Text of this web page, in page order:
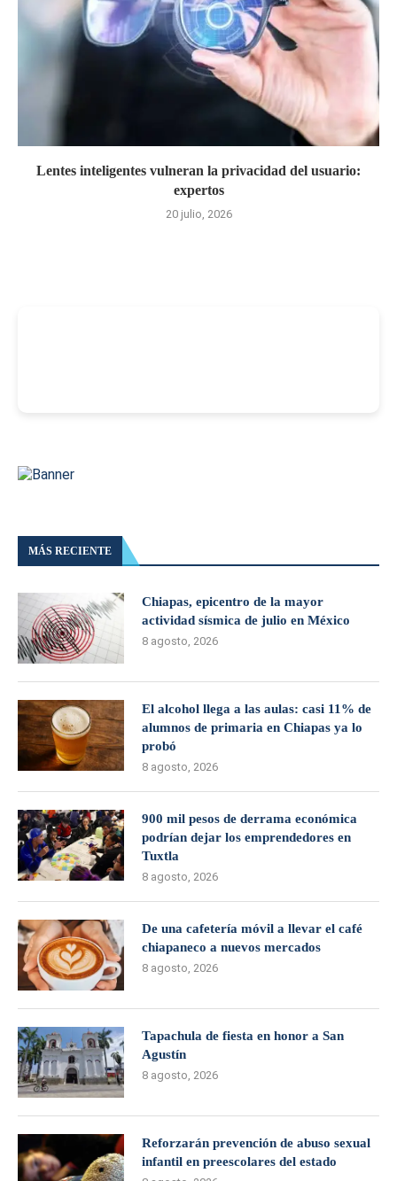
Lentes inteligentes vulneran la privacidad del usuario:
expertos
20 julio, 2026
MÁS RECIENTE
Chiapas, epicentro de la mayor
actividad sísmica de julio en México
8 agosto, 2026
El alcohol llega a las aulas: casi 11% de
alumnos de primaria en Chiapas ya lo
probó
8 agosto, 2026
900 mil pesos de derrama económica
podrían dejar los emprendedores en
Tuxtla
8 agosto, 2026
De una cafetería móvil a llevar el café
chiapaneco a nuevos mercados
8 agosto, 2026
Tapachula de fiesta en honor a San
Agustín
8 agosto, 2026
Reforzarán prevención de abuso sexual
infantil en preescolares del estado